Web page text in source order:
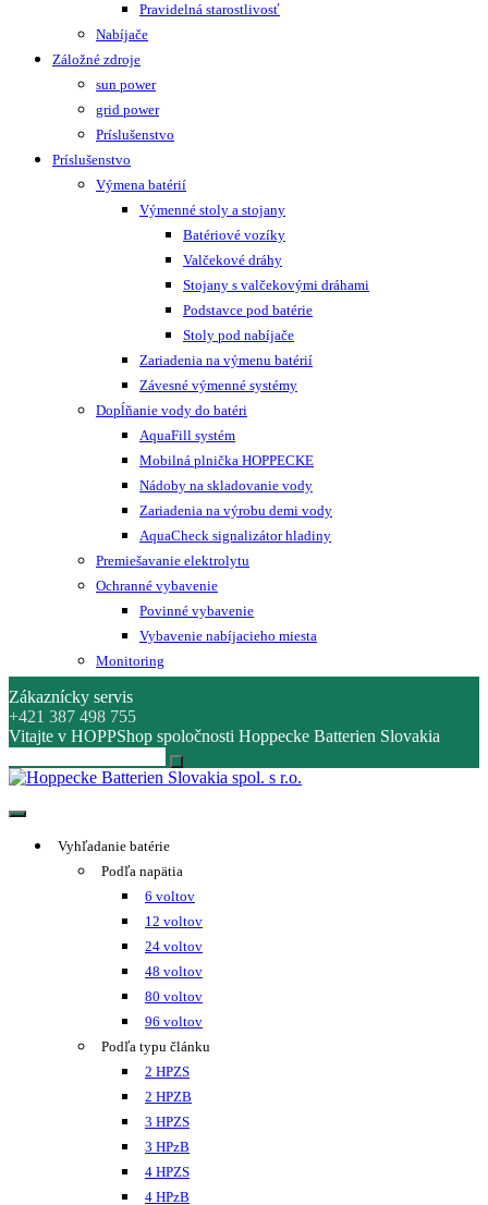
Pravidelná starostlivosť
Nabíjače
Záložné zdroje
sun power
grid power
Príslušenstvo
Príslušenstvo
Výmena batérií
Výmenné stoly a stojany
Batériové vozíky
Valčekové dráhy
Stojany s valčekovými dráhami
Podstavce pod batérie
Stoly pod nabíjače
Zariadenia na výmenu batérií
Závesné výmenné systémy
Dopĺňanie vody do batéri
AquaFill systém
Mobilná plnička HOPPECKE
Nádoby na skladovanie vody
Zariadenia na výrobu demi vody
AquaCheck signalizátor hladiny
Premiešavanie elektrolytu
Ochranné vybavenie
Povinné vybavenie
Vybavenie nabíjacieho miesta
Monitoring
Zákaznícky servis
+421 387 498 755
Vitajte v HOPPShop spoločnosti Hoppecke Batterien Slovakia
Hoppecke Batterien Slovakia spol. s r.o.
Online B2B konfigurátor HOPPECKE
Vyhľadanie batérie
Podľa napätia
6 voltov
12 voltov
24 voltov
48 voltov
80 voltov
96 voltov
Podľa typu článku
2 HPZS
2 HPZB
3 HPZS
3 HPzB
4 HPZS
4 HPzB